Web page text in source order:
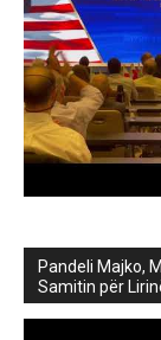
Pandeli Majko,
Samitin për